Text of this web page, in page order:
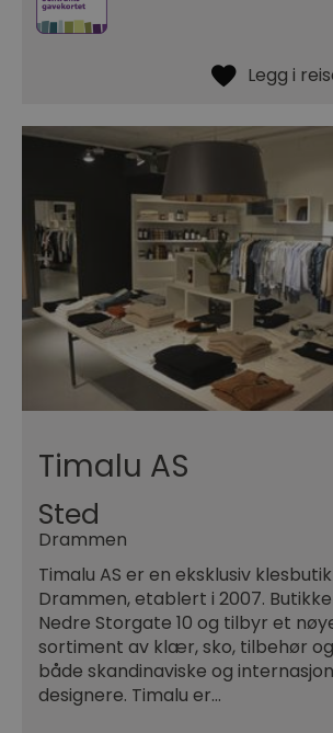
Timalu AS
Sted
Drammen
Timalu AS er en eksklusiv
Drammen, etablert i 2007.
Nedre Storgate 10 og tilbyr et
sortiment av klær, sko, tilbehør
både skandinaviske og
designere. Timalu er…